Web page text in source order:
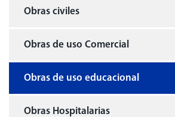
Obras civiles
Obras de uso Comercial
Obras de uso educacional
Obras Hospitalarias